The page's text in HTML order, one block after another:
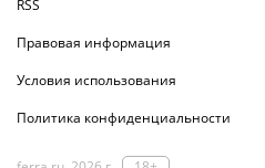
RSS
Правовая информация
Условия использования
Политика конфиденциальности